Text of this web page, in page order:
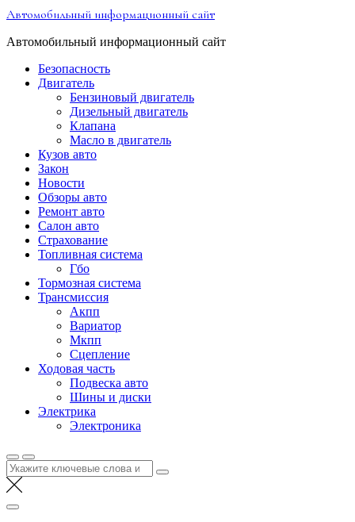
Перейти
содержимому
Автомобильный информационный сайт
Автомобильный информационный сайт
Безопасность
Двигатель
Бензиновый двигатель
Дизельный двигатель
Клапана
Масло в двигатель
Кузов авто
Закон
Новости
Обзоры авто
Ремонт авто
Салон авто
Страхование
Топливная система
Гбо
Тормозная система
Трансмиссия
Акпп
Вариатор
Мкпп
Сцепление
Ходовая часть
Подвеска авто
Шины и диски
Электрика
Электроника
Найти: